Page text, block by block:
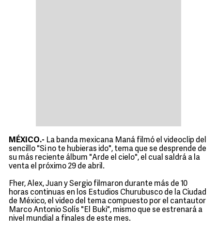
MÉXICO.- La banda mexicana Maná filmó el videoclip del
sencillo "Si no te hubieras ido", tema que se desprende de
su más reciente álbum "Arde el cielo", el cual saldrá a la
venta el próximo 29 de abril.
Fher, Alex, Juan y Sergio filmaron durante más de 10
horas continuas en los Estudios Churubusco de la Ciudad
de México, el video del tema compuesto por el cantautor
Marco Antonio Solís "El Buki", mismo que se estrenará a
nivel mundial a finales de este mes.